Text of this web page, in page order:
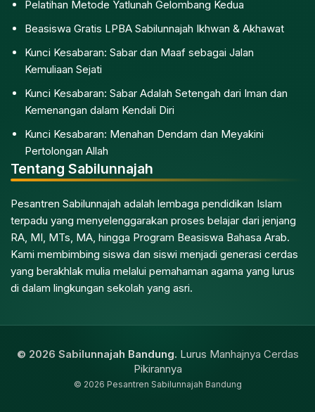
Pelatihan Metode Yatlunah Gelombang Kedua
Beasiswa Gratis LPBA Sabilunnajah Ikhwan & Akhawat
Kunci Kesabaran: Sabar dan Maaf sebagai Jalan
Kemuliaan Sejati
Kunci Kesabaran: Sabar Adalah Setengah dari Iman dan
Kemenangan dalam Kendali Diri
Kunci Kesabaran: Menahan Dendam dan Meyakini
Pertolongan Allah
Tentang Sabilunnajah
Pesantren Sabilunnajah adalah lembaga pendidikan Islam
terpadu yang menyelenggarakan proses belajar dari jenjang
RA, MI, MTs, MA, hingga Program Beasiswa Bahasa Arab.
Kami membimbing siswa dan siswi menjadi generasi cerdas
yang berakhlak mulia melalui pemahaman agama yang lurus
di dalam lingkungan sekolah yang asri.
© 2026 Sabilunnajah Bandung. Lurus Manhajnya Cerdas
Pikirannya
© 2026 Pesantren Sabilunnajah Bandung